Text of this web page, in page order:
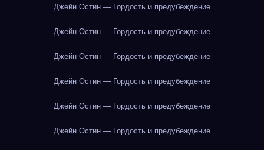
Джейн Остин — Гордость и предубеждение
Джейн Остин — Гордость и предубеждение
Джейн Остин — Гордость и предубеждение
Джейн Остин — Гордость и предубеждение
Джейн Остин — Гордость и предубеждение
Джейн Остин — Гордость и предубеждение